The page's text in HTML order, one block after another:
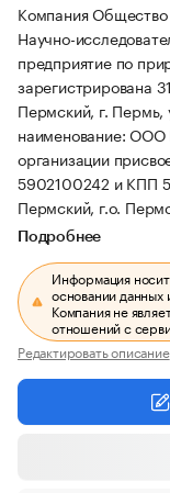
Компания Общество
Научно-
предприятие по
зарегистрирована
Пермский, г. Пермь,
наименование:
организации
5902100242 и КПП
Пермский, г.о.
Подробнее
Информация
основании данных
Компания не
отношений с
Редактировать описание